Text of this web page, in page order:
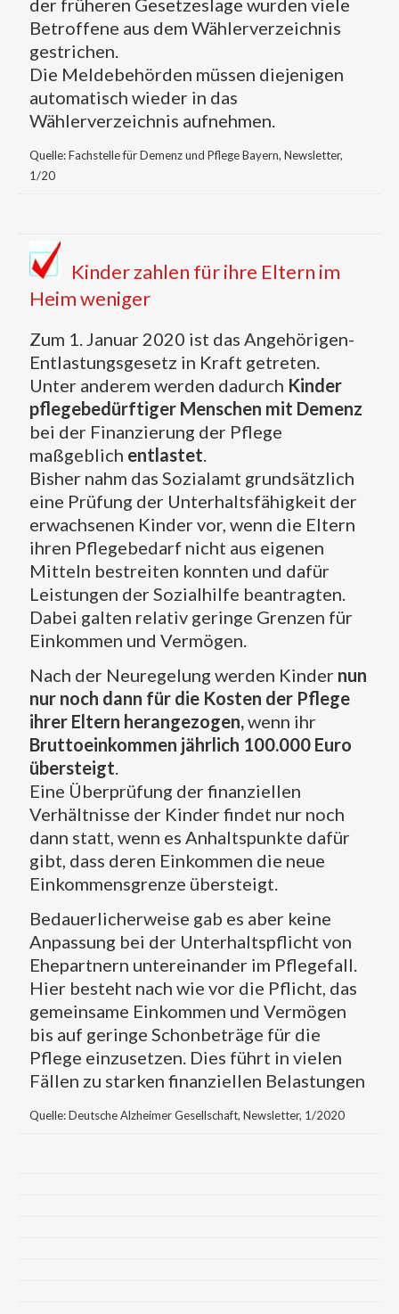
der früheren Gesetzeslage wurden viele
Betroffene aus dem Wählerverzeichnis
gestrichen.
Die Meldebehörden müssen diejenigen
automatisch wieder in das
Wählerverzeichnis aufnehmen.
Quelle: Fachstelle für Demenz und Pflege Bayern, Newsletter,
1/20
Kinder zahlen für ihre Eltern im
Heim weniger
Zum 1. Januar 2020 ist das Angehörigen-
Entlastungsgesetz in Kraft getreten.
Unter anderem werden dadurch Kinder
pflegebedürftiger Menschen mit Demenz
bei der Finanzierung der Pflege
maßgeblich entlastet.
Bisher nahm das Sozialamt grundsätzlich
eine Prüfung der Unterhaltsfähigkeit der
erwachsenen Kinder vor, wenn die Eltern
ihren Pflegebedarf nicht aus eigenen
Mitteln bestreiten konnten und dafür
Leistungen der Sozialhilfe beantragten.
Dabei galten relativ geringe Grenzen für
Einkommen und Vermögen.
Nach der Neuregelung werden Kinder nun
nur noch dann für die Kosten der Pflege
ihrer Eltern herangezogen,wenn ihr
Bruttoeinkommen jährlich 100.000 Euro
übersteigt.
Eine Überprüfung der finanziellen
Verhältnisse der Kinder findet nur noch
dann statt, wenn es Anhaltspunkte dafür
gibt, dass deren Einkommen die neue
Einkommensgrenze übersteigt.
Bedauerlicherweise gab es aber keine
Anpassung bei der Unterhaltspflicht von
Ehepartnern untereinander im Pflegefall.
Hier besteht nach wie vor die Pflicht, das
gemeinsame Einkommen und Vermögen
bis auf geringe Schonbeträge für die
Pflege einzusetzen. Dies führt in vielen
Fällen zu starken finanziellen Belastungen
Quelle: Deutsche Alzheimer Gesellschaft, Newsletter, 1/2020